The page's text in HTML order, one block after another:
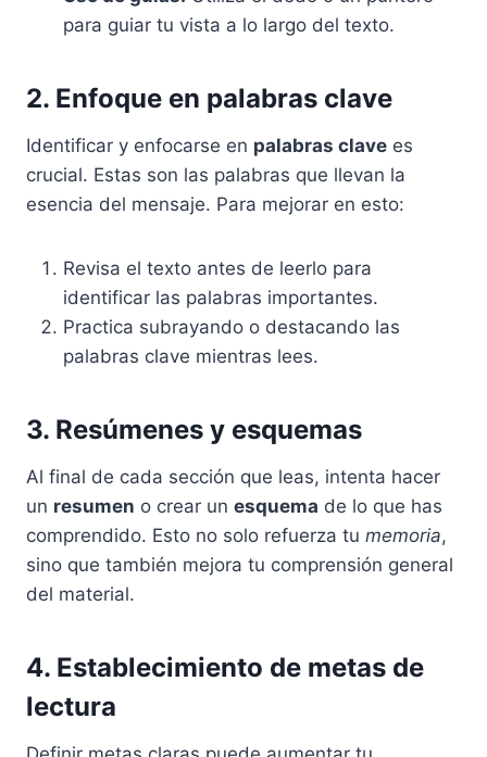
para guiar tu vista a lo largo del texto.
2. Enfoque en palabras clave
Identificar y enfocarse en palabras clave es
crucial. Estas son las palabras que llevan la
esencia del mensaje. Para mejorar en esto:
Revisa el texto antes de leerlo para
identificar las palabras importantes.
Practica subrayando o destacando las
palabras clave mientras lees.
3. Resúmenes y esquemas
Al final de cada sección que leas, intenta hacer
un resumen o crear un esquema de lo que has
comprendido. Esto no solo refuerza tu memoria,
sino que también mejora tu comprensión general
del material.
4. Establecimiento de metas de
lectura